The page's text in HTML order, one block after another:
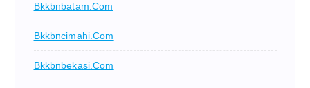
Bkkbnbatam.com
Bkkbncimahi.com
Bkkbnbekasi.com